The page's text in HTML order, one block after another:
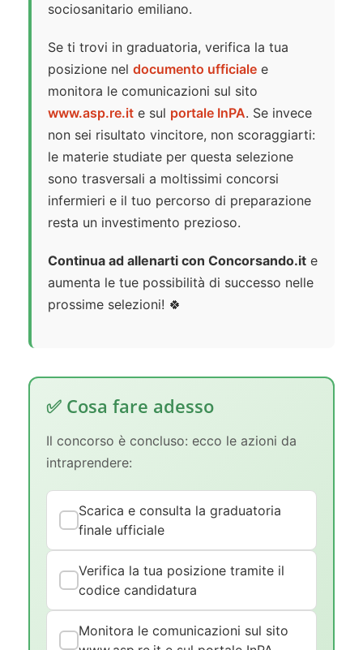
sociosanitario emiliano.
Se ti trovi in graduatoria, verifica la tua
posizione nel documento ufficiale e
monitora le comunicazioni sul sito
www.asp.re.it e sul portale InPA. Se invece
non sei risultato vincitore, non scoraggiarti:
le materie studiate per questa selezione
sono trasversali a moltissimi concorsi
infermieri e il tuo percorso di preparazione
resta un investimento prezioso.
Continua ad allenarti con Concorsando.it e
aumenta le tue possibilità di successo nelle
prossime selezioni! 🍀
✅ Cosa fare adesso
Il concorso è concluso: ecco le azioni da
intraprendere:
Scarica e consulta la graduatoria
finale ufficiale
Verifica la tua posizione tramite il
codice candidatura
Monitora le comunicazioni sul sito